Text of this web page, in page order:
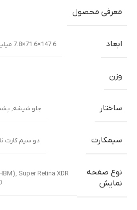
معرفی محصول
ابعاد 147.6×71.6×7.8 میلیمتر (5.81×2.82×0.31 اینچ)
وزن
ساختار جلو شیشه,
سیمکارت دو سیم کارت
نوع صفحه
نمایش
, Super Retina XDR